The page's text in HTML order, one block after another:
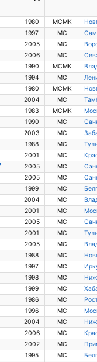
1980 МСМК
1997 МС
2005 МС
2006 МС
1990 МСМК
1994 МС
1980 МСМК
2004 МС
1983 МСМК
1990 МС
2003 МС
1988 МС
2001 МС
2005 МС
2005 МС
1999 МС
2004 МС
2001 МС
2005 МС
2001 МС
2005 МС
1988 МС
1997 МС
1998 МС
1999 МС
1986 МС
1996 МС
2004 МС
2006 МС
2002 МС
1995 МС